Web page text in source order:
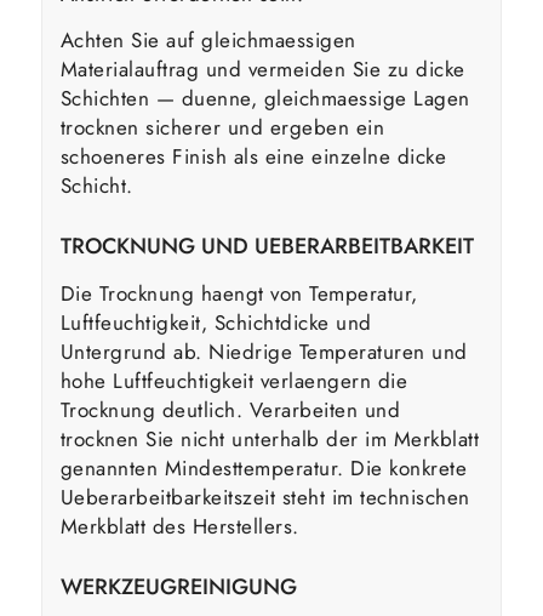
Achten Sie auf gleichmaessigen
Materialauftrag und vermeiden Sie zu dicke
Schichten — duenne, gleichmaessige Lagen
trocknen sicherer und ergeben ein
schoeneres Finish als eine einzelne dicke
Schicht.
TROCKNUNG UND UEBERARBEITBARKEIT
Die Trocknung haengt von Temperatur,
Luftfeuchtigkeit, Schichtdicke und
Untergrund ab. Niedrige Temperaturen und
hohe Luftfeuchtigkeit verlaengern die
Trocknung deutlich. Verarbeiten und
trocknen Sie nicht unterhalb der im Merkblatt
genannten Mindesttemperatur. Die konkrete
Ueberarbeitbarkeitszeit steht im technischen
Merkblatt des Herstellers.
WERKZEUGREINIGUNG